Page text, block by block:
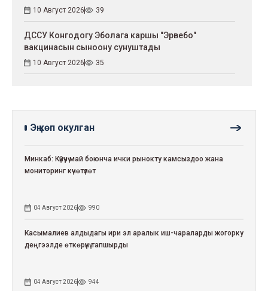
10 Август 2026 39
ДССУ Конгодогу Эболага каршы "Эрвебо"
вакцинасын сыноону сунуштады
10 Август 2026 35
Эң көп окулган
Минкаб: Күйүүчү май боюнча ички рынокту камсыздоо жана
мониторинг күчөтүлөт
04 Август 2026 990
Касымалиев алдыдагы ири эл аралык иш-чараларды жогорку
деңгээлде өткөрүүнү тапшырды
04 Август 2026 944